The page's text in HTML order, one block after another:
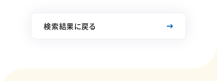
検索結果に戻る